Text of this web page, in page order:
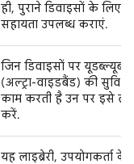
ही, पुराने डिवाइसों के लिए भी
सहायता उपलब्ध कराएं.
जिन डिवाइसों पर यूडब्ल्यूबी
(अल्ट्रा-वाइडबैंड) की सुविधा
काम करती है उन पर इसे
करें.
यह लाइब्रेरी, उपयोगकर्ता के